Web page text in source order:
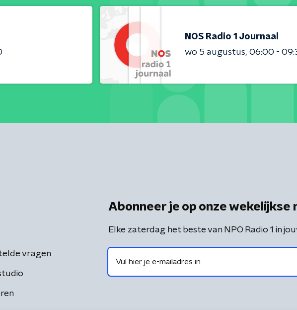
NOS Radio 1 Journaal
wo 5 augustus 06:00 -
vragen
Abonneer je op onze wekelijkse
Elke zaterdag het beste van NPO Radio 1 in